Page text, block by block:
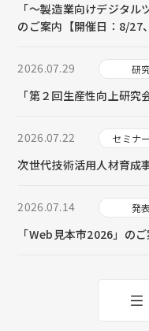
「～製造業向けデジタ
のご案内【開催日：8/27
2026.07.29 研
「第２回生産性向上研究
2026.07.22 セミナ
次世代技術活用人材育成
2026.07.14 発
「Web見本市2026」の